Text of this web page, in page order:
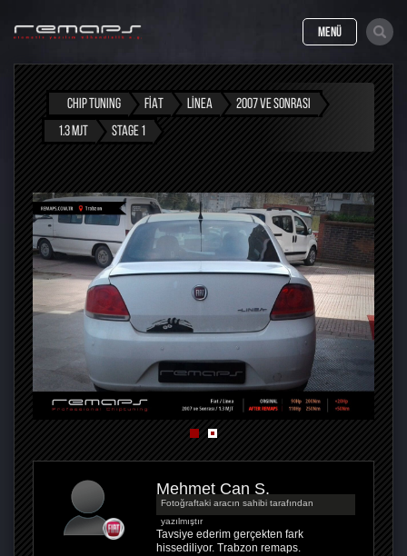
MENÜ
CHIP TUNING FIAT LINEA
2007 VE SONRASI
1.3 MJT
STAGE 1
Mehmet Can S.
Fotoğraftaki aracın sahibi tarafından
yazılmıştır
Tavsiye ederim gerçekten fark
hissediliyor. Trabzon remaps.